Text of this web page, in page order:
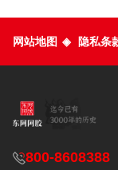
网站地图 ◈ 隐私条
800-8608388